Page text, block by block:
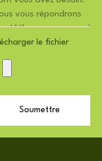
le fichier
Soumettre